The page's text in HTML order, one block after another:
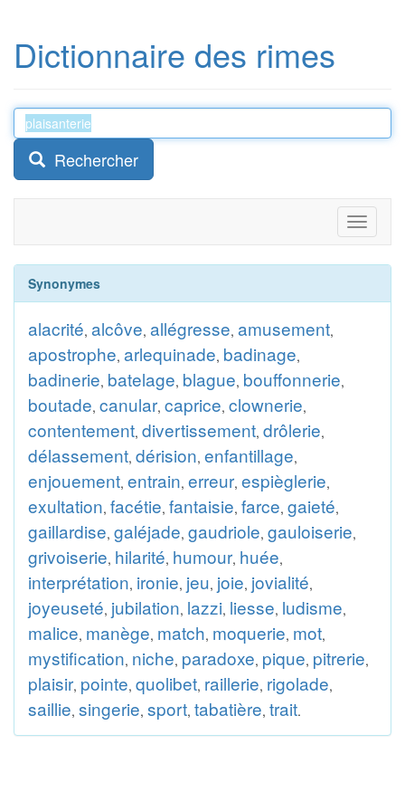
Dictionnaire des rimes
Rechercher
Toggle
Synonymes
alacrité, alcôve, allégresse, amusement,
apostrophe, arlequinade, badinage,
badinerie, batelage, blague, bouffonnerie,
boutade, canular, caprice, clownerie,
contentement, divertissement, drôlerie,
délassement, dérision, enfantillage,
enjouement, entrain, erreur, espièglerie,
exultation, facétie, fantaisie, farce, gaieté,
gaillardise, galéjade, gaudriole, gauloiserie,
grivoiserie, hilarité, humour, huée,
interprétation, ironie, jeu, joie, jovialité,
joyeuseté, jubilation, lazzi, liesse, ludisme,
malice, manège, match, moquerie, mot,
mystification, niche, paradoxe, pique, pitrerie,
plaisir, pointe, quolibet, raillerie, rigolade,
saillie, singerie, sport, tabatière, trait.